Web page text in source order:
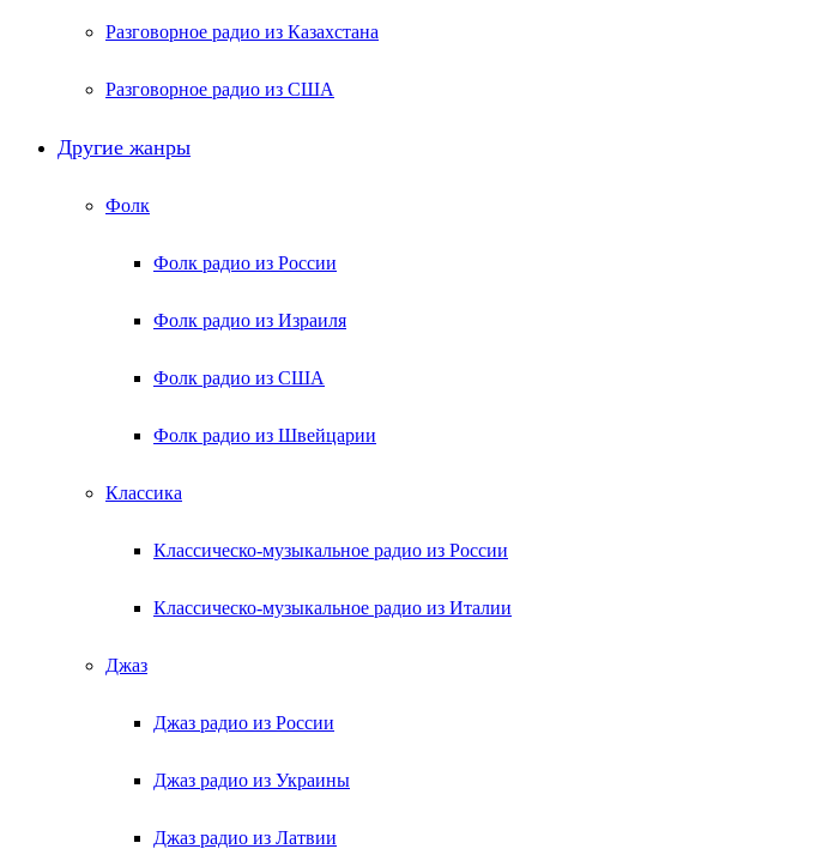
Разговорное радио из Казахстана
Разговорное радио из США
Другие жанры
Фолк
Фолк радио из России
Фолк радио из Израиля
Фолк радио из США
Фолк радио из Швейцарии
Классика
Классическо-музыкальное радио из России
Классическо-музыкальное радио из Италии
Джаз
Джаз радио из России
Джаз радио из Украины
Джаз радио из Латвии